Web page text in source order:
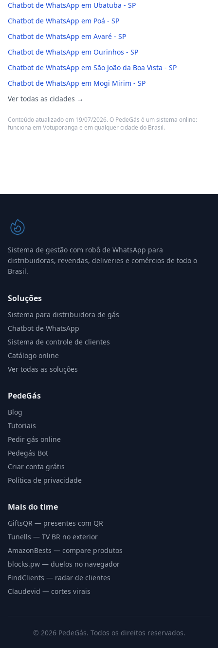
Chatbot de WhatsApp em Ubatuba - SP
Chatbot de WhatsApp em Poá - SP
Chatbot de WhatsApp em Avaré - SP
Chatbot de WhatsApp em Ourinhos - SP
Chatbot de WhatsApp em São João da Boa Vista - SP
Chatbot de WhatsApp em Mogi Mirim - SP
Ver todas as cidades →
Conteúdo atualizado em 19/07/2026. O PedeGás é um sistema online:
funciona em Votuporanga e em qualquer cidade do Brasil.
Sistema de gestão com robô de WhatsApp para
distribuidoras, revendas, deliveries e comércios de todo o
Brasil.
Soluções
Sistema para distribuidora de gás
Chatbot de WhatsApp
Sistema de controle de clientes
Catálogo online
Ver todas as soluções
PedeGás
Blog
Tutoriais
Pedir gás online
Pedegás Bot
Criar conta grátis
Política de privacidade
Mais do time
GiftsQR — presentes com QR
Tunells — TV BR no exterior
AmazonBests — compare produtos
blocks.pw — duelos no navegador
FindClients — radar de clientes
Claudevid — cortes virais
© 2026PedeGás. Todos os direitos reservados.